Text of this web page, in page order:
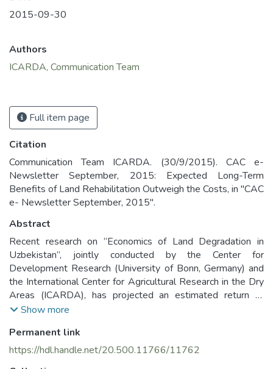
2015-09-30
Authors
ICARDA, Communication Team
Full item page
Citation
Communication Team ICARDA. (30/9/2015). CAC e-
Newsletter September, 2015: Expected Long-Term
Benefits of Land Rehabilitation Outweigh the Costs, in "CAC
e- Newsletter September, 2015".
Abstract
Recent research on “Economics of Land Degradation in
Uzbekistan”, jointly conducted by the Center for
Development Research (University of Bonn, Germany) and
the International Center for Agricultural Research in the Dry
Areas (ICARDA), has projected an estimated return of
about 4 USD over the next 30 years for each dollar
environment.
Show more
Permanent link
https://hdl.handle.net/20.500.11766/11762